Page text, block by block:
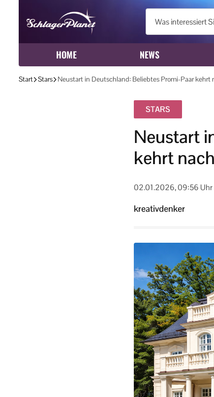
HOME NEWS
Start Stars Neustart in Deutschland: Beliebtes Promi-Paar
STARS
Neustart
kehrt
02.01.2026, 09:56 Uhr
kreativdenker